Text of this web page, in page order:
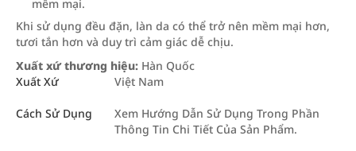
mềm mại.
Khi sử dụng đều đặn, làn da có thể trở nên mềm mại hơn,
tươi tắn hơn và duy trì cảm giác dễ chịu.
Xuất xứ thương hiệu: Hàn Quốc
Xuất Xứ
Việt Nam
Cách Sử Dụng
Xem Hướng Dẫn Sử Dụng Trong Phần
Thông Tin Chi Tiết Của Sản Phẩm.